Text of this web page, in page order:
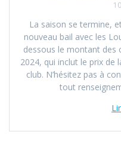
La saison se termine,
nouveau bail avec les
dessous le montant des
2024, qui inclut le prix de
club. N’hésitez pas à
tout